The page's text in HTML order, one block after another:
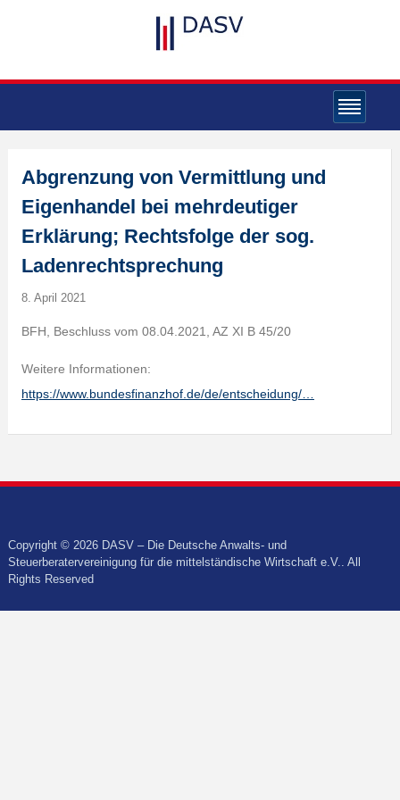
Abgrenzung von Vermittlung und
Eigenhandel bei mehrdeutiger
Erklärung; Rechtsfolge der sog.
Ladenrechtsprechung
8. April 2021
BFH, Beschluss vom 08.04.2021, AZ XI B 45/20
Weitere Informationen:
https://www.bundesfinanzhof.de/de/entscheidung/…
Copyright © 2026 DASV – Die Deutsche Anwalts- und
Steuerberatervereinigung für die mittelständische Wirtschaft e.V.. All
Rights Reserved